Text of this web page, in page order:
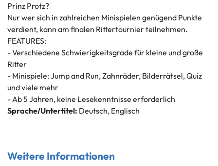
Prinz Protz?
Nur wer sich in zahlreichen Minispielen genügend Punkte
verdient, kann am finalen Rittertournier teilnehmen.
FEATURES:
- Verschiedene Schwierigkeitsgrade für kleine und große
Ritter
- Minispiele: Jump and Run, Zahnräder, Bilderrätsel, Quiz
und viele mehr
- Ab 5 Jahren, keine Lesekenntnisse erforderlich
Sprache/Untertitel: Deutsch, Englisch
Weitere Informationen